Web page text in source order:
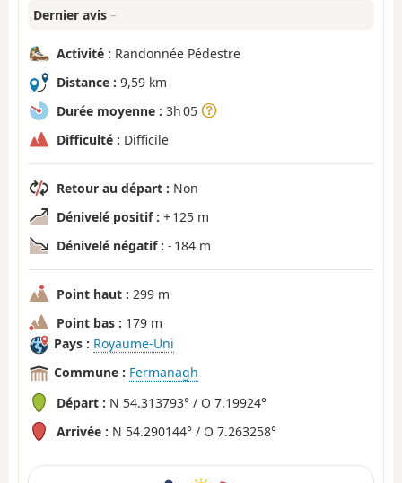
Dernier avis –
Activité : Randonnée Pédestre
Distance : 9,59 km
Durée moyenne : 3h 05
Difficulté : Difficile
Retour au départ : Non
Dénivelé positif : + 125 m
Dénivelé négatif : - 184 m
Point haut : 299 m
Point bas : 179 m
Pays : Royaume-Uni
Commune : Fermanagh
Départ : N 54.313793° / O 7.19924°
Arrivée : N 54.290144° / O 7.263258°